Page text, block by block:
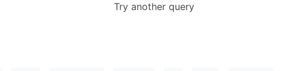
Try another query